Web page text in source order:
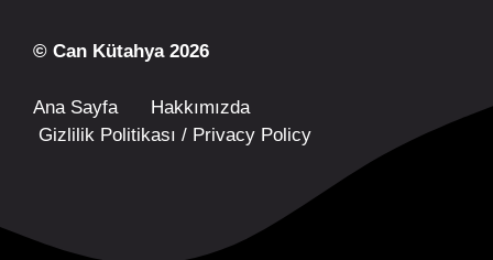
© Can Kütahya 2026
Ana Sayfa
Hakkımızda
Gizlilik Politikası / Privacy Policy